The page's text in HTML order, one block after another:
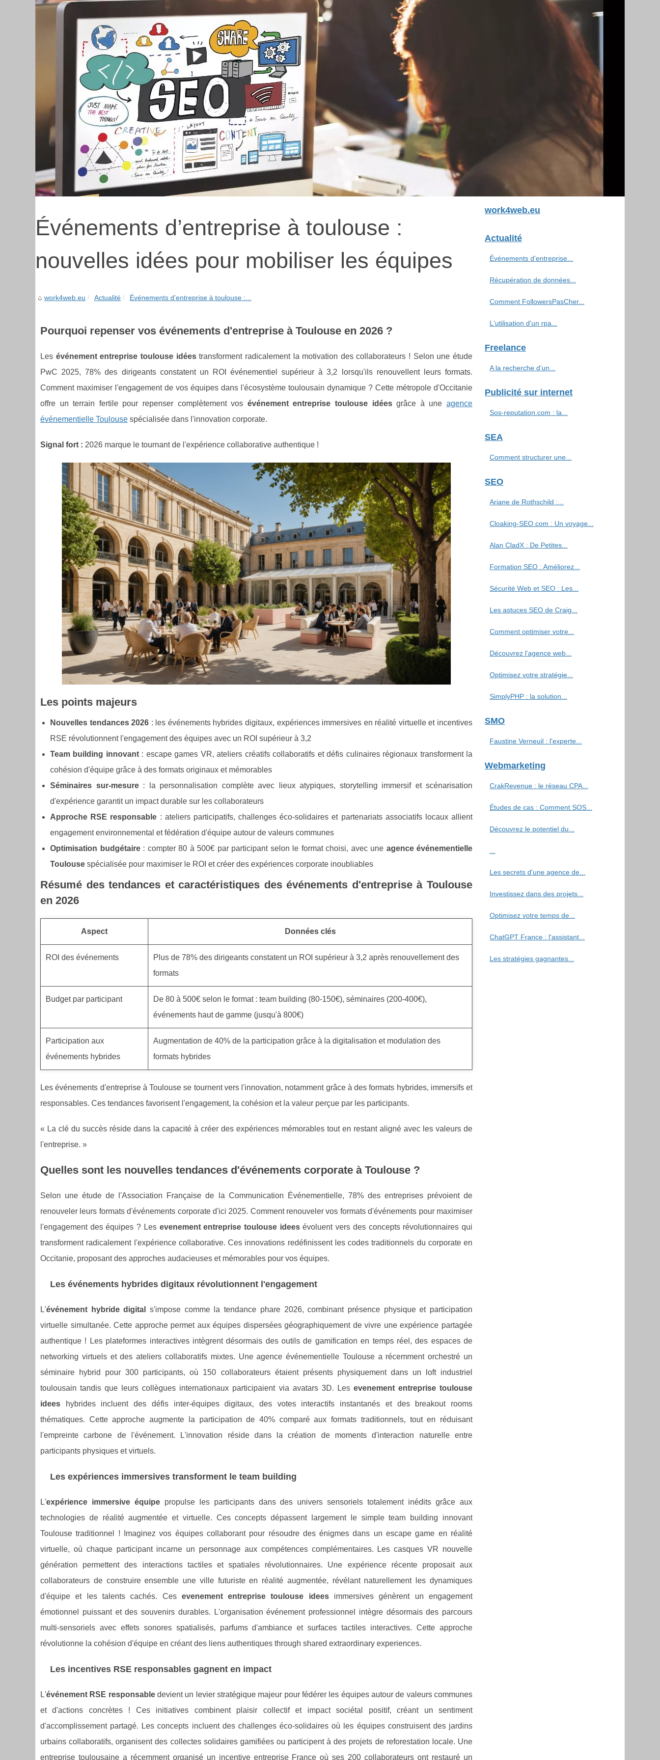
Événements d’entreprise à toulouse :
nouvelles idées pour mobiliser les équipes
work4web.eu Actualité Événements d’entreprise à toulouse :...
Pourquoi repenser vos événements d'entreprise à Toulouse en 2026 ?
Les événement entreprise toulouse idéestransforment radicalement la motivation des collaborateurs ! Selon une étude
PwC 2025, 78% des dirigeants constatent un ROI événementiel supérieur à 3,2 lorsqu'ils renouvellent leurs formats.
Comment maximiser l'engagement de vos équipes dans l'écosystème toulousain dynamique ? Cette métropole d'Occitanie
offre un terrain fertile pour repenser complètement vos événement entreprise toulouse idéesgrâce à uneagence
événementielle Toulouse spécialisée dans l'innovation corporate.
Signal fort : 2026 marque le tournant de l'expérience collaborative authentique !
Les points majeurs
Nouvelles tendances 2026 : les événements hybrides digitaux, expériences immersives en réalité virtuelle et incentives
RSE révolutionnent l'engagement des équipes avec un ROI supérieur à 3,2
Team building innovant: escape games VR, ateliers créatifs collaboratifs et défis culinaires régionaux transforment la
cohésion d'équipe grâce à des formats originaux et mémorables
Séminaires sur-mesure: la personnalisation complète avec lieux atypiques, storytelling immersif et scénarisation
d'expérience garantit un impact durable sur les collaborateurs
Approche RSE responsable : ateliers participatifs, challenges éco-solidaires et partenariats associatifs locaux allient
engagement environnemental et fédération d'équipe autour de valeurs communes
Optimisation budgétaire: compter 80 à 500€ par participant selon le format choisi, avec une agence événementielle
Toulouse spécialisée pour maximiser le ROI et créer des expériences corporate inoubliables
Résumé des tendances et caractéristiques des événements d'entreprise à Toulouse
en 2026
Aspect Données clés
ROI des événements
Plus de 78% des dirigeants constatent un ROI supérieur à 3,2 après renouvellement des
formats
Budget par participant
De 80 à 500€ selon le format : team building (80-150€), séminaires (200-400€),
événements haut de gamme (jusqu'à 800€)
Participation aux
événements hybrides
Augmentation de 40% de la participation grâce à la digitalisation et modulation des
formats hybrides
Les événements d'entreprise à Toulouse se tournent vers l'innovation, notamment grâce à des formats hybrides, immersifs et
responsables. Ces tendances favorisent l'engagement, la cohésion et la valeur perçue par les participants.
« La clé du succès réside dans la capacité à créer des expériences mémorables tout en restant aligné avec les valeurs de
l'entreprise. »
Quelles sont les nouvelles tendances d'événements corporate à Toulouse ?
Selon une étude de l'Association Française de la Communication Événementielle, 78% des entreprises prévoient de
renouveler leurs formats d'événements corporate d'ici 2025. Comment renouveler vos formats d'événements pour maximiser
l'engagement des équipes ? Les evenement entreprise toulouse ideesévoluent vers des concepts révolutionnaires qui
transforment radicalement l'expérience collaborative. Ces innovations redéfinissent les codes traditionnels du corporate en
Occitanie, proposant des approches audacieuses et mémorables pour vos équipes.
Les événements hybrides digitaux révolutionnent l'engagement
L'événement hybride digital
s'impose comme la tendance phare 2026, combinant présence physique et participation
virtuelle simultanée. Cette approche permet aux équipes dispersées géographiquement de vivre une expérience partagée
authentique ! Les plateformes interactives intègrent désormais des outils de gamification en temps réel, des espaces de
networking virtuels et des ateliers collaboratifs mixtes. Une agence événementielle Toulouse a récemment orchestré un
séminaire hybrid pour 300 participants, où 150 collaborateurs étaient présents physiquement dans un loft industriel
toulousain tandis que leurs collègues internationaux participaient via avatars 3D. Les evenement entreprise toulouse
idees hybrides incluent des défis inter-équipes digitaux, des votes interactifs instantanés et des breakout rooms
thématiques. Cette approche augmente la participation de 40% comparé aux formats traditionnels, tout en réduisant
l'empreinte carbone de l'événement. L'innovation réside dans la création de moments d'interaction naturelle entre
participants physiques et virtuels.
Les expériences immersives transforment le team building
L'expérience immersive équipepropulse les participants dans des univers sensoriels totalement inédits grâce aux
technologies de réalité augmentée et virtuelle. Ces concepts dépassent largement le simple team building innovant
Toulouse traditionnel ! Imaginez vos équipes collaborant pour résoudre des énigmes dans un escape game en réalité
virtuelle, où chaque participant incarne un personnage aux compétences complémentaires. Les casques VR nouvelle
génération permettent des interactions tactiles et spatiales révolutionnaires. Une expérience récente proposait aux
collaborateurs de construire ensemble une ville futuriste en réalité augmentée, révélant naturellement les dynamiques
d'équipe et les talents cachés. Ces evenement entreprise toulouse ideesimmersives génèrent un engagement
émotionnel puissant et des souvenirs durables. L'organisation événement professionnel intègre désormais des parcours
multi-sensoriels avec effets sonores spatialisés, parfums d'ambiance et surfaces tactiles interactives. Cette approche
révolutionne la cohésion d'équipe en créant des liens authentiques through shared extraordinary experiences.
Les incentives RSE responsables gagnent en impact
L'événement RSE responsabledevient un levier stratégique majeur pour fédérer les équipes autour de valeurs communes
et d'actions concrètes ! Ces initiatives combinent plaisir collectif et impact sociétal positif, créant un sentiment
d'accomplissement partagé. Les concepts incluent des challenges éco-solidaires où les équipes construisent des jardins
urbains collaboratifs, organisent des collectes solidaires gamifiées ou participent à des projets de reforestation locale. Une
entreprise toulousaine a récemment organisé un incentive entreprise France où ses 200 collaborateurs ont restauré un
work4web.eu
Actualité
Événements d’entreprise...
Récupération de données...
Comment FollowersPasCher...
L'utilisation d'un rpa...
Freelance
A la recherche d’un...
Publicité sur internet
Sos-reputation.com : la...
SEA
Comment structurer une...
SEO
Ariane de Rothschild :...
Cloaking-SEO.com : Un voyage...
Alan CladX : De Petites...
Formation SEO : Améliorez...
Sécurité Web et SEO : Les...
Les astuces SEO de Craig...
Comment optimiser votre...
Découvrez l'agence web...
Optimisez votre stratégie...
SimplyPHP : la solution...
SMO
Faustine Verneuil : l'experte...
Webmarketing
CrakRevenue : le réseau CPA...
Études de cas : Comment SOS...
Découvrez le potentiel du...
Les secrets d'une agence de...
Investissez dans des projets...
Optimisez votre temps de...
ChatGPT France : l'assistant...
Les stratégies gagnantes...